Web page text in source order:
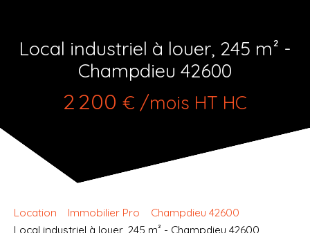
Local industriel à louer, 245 m² -
Champdieu 42600
2 200 € /mois HT HC
Location Immobilier Pro
Champdieu 42600
Local industriel à louer, 245 m² - Champdieu 42600